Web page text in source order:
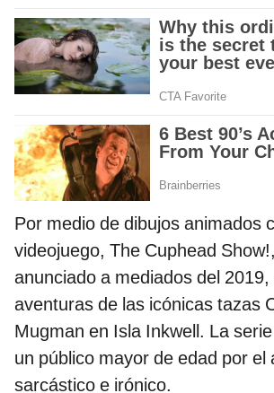
Por medio de dibujos animados
videojuego, The Cuphead
anunciado a mediados del
aventuras de las icónicas tazas
Mugman en Isla Inkwell. La
un público mayor de edad por el
sarcástico e irónico.